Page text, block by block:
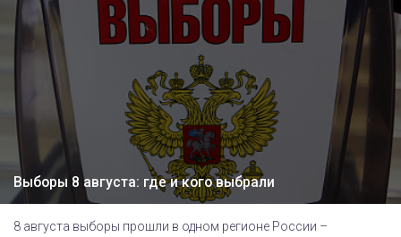
Выборы 8 августа: где и кого выбрали
8 августа выборы прошли в одном регионе России –